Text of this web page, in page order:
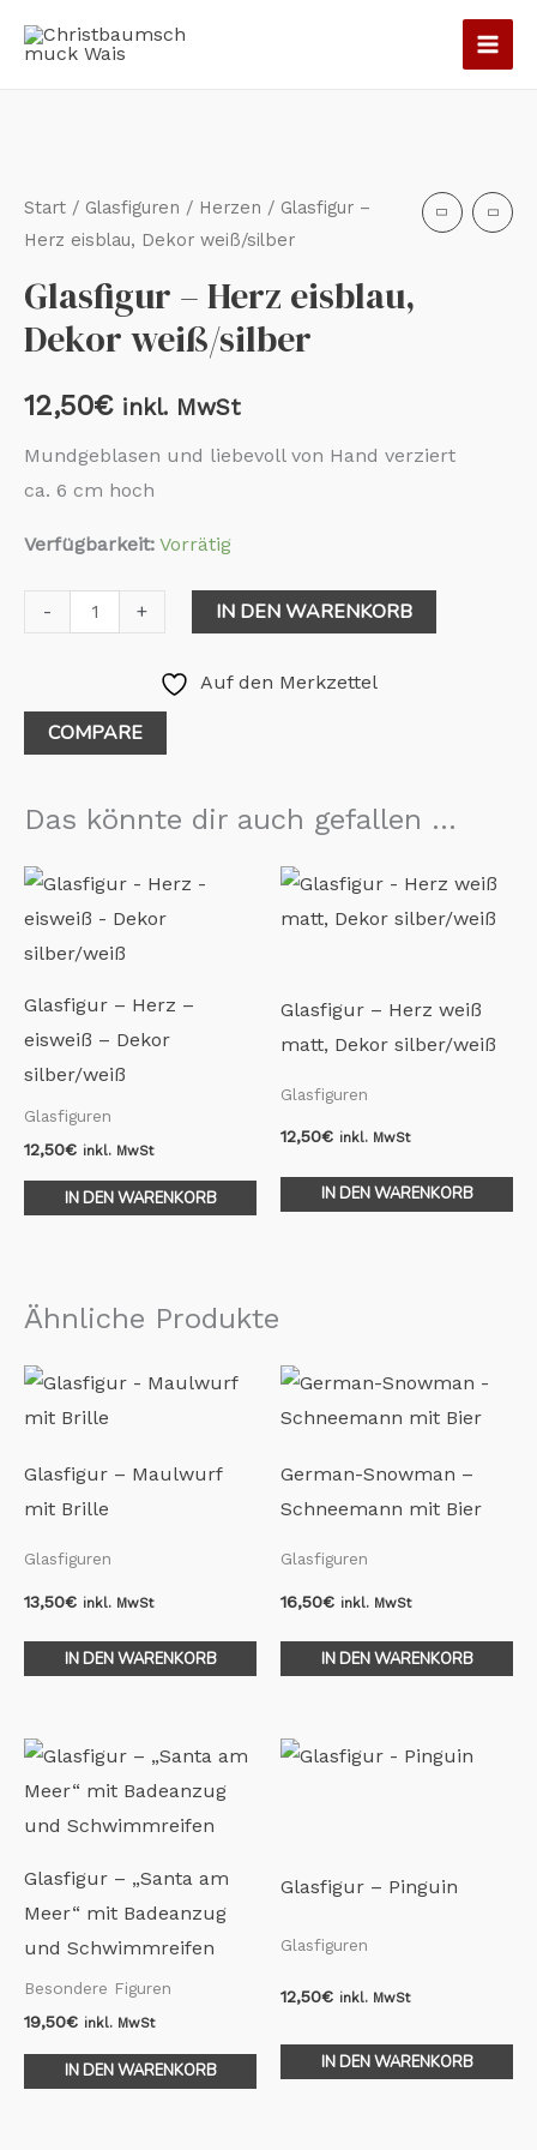
Inhalt
Start / Glasfiguren / Herzen / Glasfigur –
Herz eisblau, Dekor weiß/silber
Glasfigur – Herz eisblau,
Dekor weiß/silber
12,50€ inkl. MwSt
Mundgeblasen und liebevoll von Hand verziert
ca. 6 cm hoch
Verfügbarkeit: Vorrätig
-
Herz
eisblau,
weiß/silber
Menge
+ IN DEN WARENKORB
Auf den Merkzettel
COMPARE
Das könnte dir auch gefallen …
Glasfigur – Herz –
eisweiß – Dekor
silber/weiß
Glasfiguren
12,50€ inkl. MwSt
IN DEN WARENKORB
Glasfigur – Herz weiß
matt, Dekor silber/weiß
Glasfiguren
12,50€ inkl. MwSt
IN DEN WARENKORB
Ähnliche Produkte
Glasfigur – Maulwurf
mit Brille
Glasfiguren
13,50€ inkl. MwSt
IN DEN WARENKORB
German-Snowman –
Schneemann mit Bier
Glasfiguren
16,50€ inkl. MwSt
IN DEN WARENKORB
Glasfigur – „Santa am
Meer“ mit Badeanzug
und Schwimmreifen
Besondere Figuren
19,50€ inkl. MwSt
IN DEN WARENKORB
Glasfigur – Pinguin
Glasfiguren
12,50€ inkl. MwSt
IN DEN WARENKORB